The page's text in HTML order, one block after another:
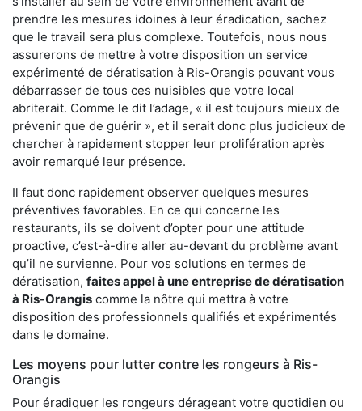
prendre les mesures idoines à leur éradication, sachez
que le travail sera plus complexe. Toutefois, nous nous
assurerons de mettre à votre disposition un service
expérimenté de dératisation à Ris-Orangis pouvant vous
débarrasser de tous ces nuisibles que votre local
abriterait. Comme le dit l’adage, « il est toujours mieux de
prévenir que de guérir », et il serait donc plus judicieux de
chercher à rapidement stopper leur prolifération après
avoir remarqué leur présence.
Il faut donc rapidement observer quelques mesures
préventives favorables. En ce qui concerne les
restaurants, ils se doivent d’opter pour une attitude
proactive, c’est-à-dire aller au-devant du problème avant
qu’il ne survienne. Pour vos solutions en termes de
dératisation, faites appel à une entreprise de dératisation
à Ris-Orangis comme la nôtre qui mettra à votre
disposition des professionnels qualifiés et expérimentés
dans le domaine.
Les moyens pour lutter contre les rongeurs à Ris-
Orangis
Pour éradiquer les rongeurs dérageant votre quotidien ou